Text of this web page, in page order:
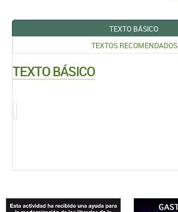
TEXTO BÁSICO
TEXTOS RECOMENDADOS
TEXTO BÁSICO